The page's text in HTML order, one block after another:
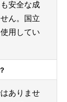
安全な成
ん。国立
用してい
ありませ